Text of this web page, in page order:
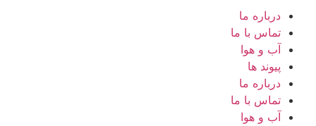
درباره ما
تماس با ما
آب و هوا
پیوند ها
درباره ما
تماس با ما
آب و هوا